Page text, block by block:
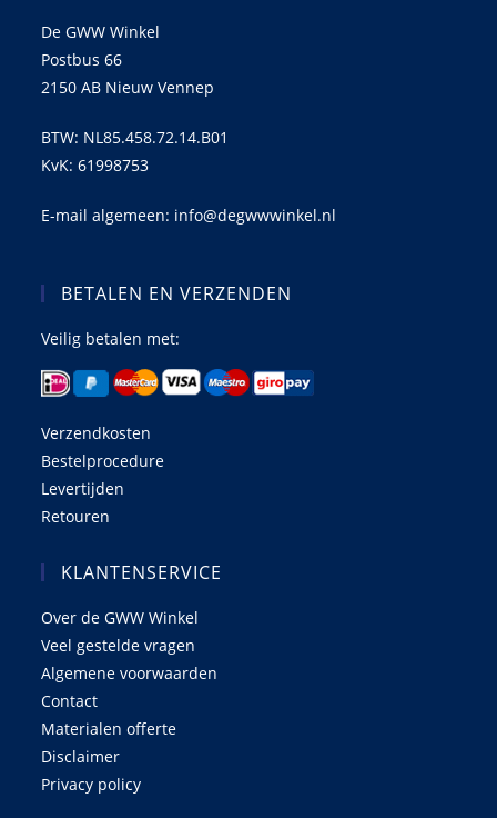
De GWW Winkel
Postbus 66
2150 AB Nieuw Vennep
BTW: NL85.458.72.14.B01
KvK: 61998753
E-mail algemeen: info@degwwwinkel.nl
BETALEN EN VERZENDEN
Veilig betalen met:
Verzendkosten
Bestelprocedure
Levertijden
Retouren
KLANTENSERVICE
Over de GWW Winkel
Veel gestelde vragen
Algemene voorwaarden
Contact
Materialen offerte
Disclaimer
Privacy policy